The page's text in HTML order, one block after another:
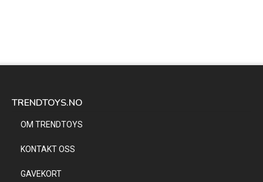
TRENDTOYS.NO
OM TRENDTOYS
KONTAKT OSS
GAVEKORT